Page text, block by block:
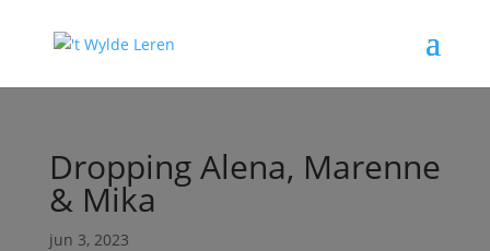
Dropping Alena, Marenne
& Mika
jun 3, 2023